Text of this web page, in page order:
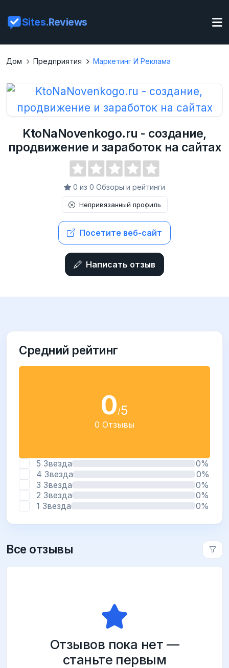
Sites.Reviews
Дом Предприятия Маркетинг И Реклама
KtoNaNovenkogo.ru - создание,
продвижение и заработок на сайтах
0 из 0 Обзоры и рейтинги
Непривязанный профиль
Посетите веб-сайт
Написать отзыв
Средний рейтинг
0/5
0 Отзывы
5 Звезда
0%
4 Звезда
0%
3 Звезда
0%
2 Звезда
0%
1 Звезда
0%
Все отзывы
Отзывов пока нет —
станьте первым